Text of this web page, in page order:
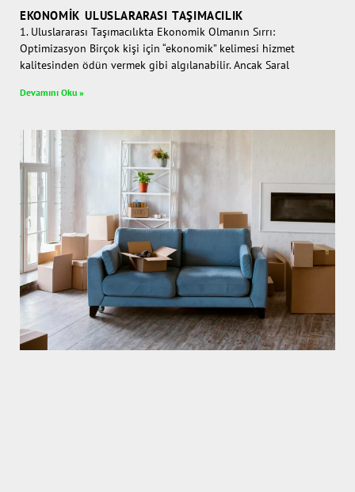
EKONOMIK ULUSLARARASI TAŞIMACILIK
1. Uluslararası Taşımacılıkta Ekonomik Olmanın Sırrı:
Optimizasyon Birçok kişi için “ekonomik” kelimesi hizmet
kalitesinden ödün vermek gibi algılanabilir. Ancak Saral
Devamını Oku »